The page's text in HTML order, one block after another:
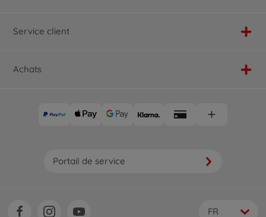
Service client
Achats
Portail de service
FR